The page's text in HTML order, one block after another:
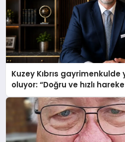
Kuzey Kıbrıs gayrimenkulde
oluyor: “Doğru ve hızlı